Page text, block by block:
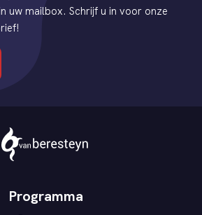
uw mailbox. Schrijf u in voor onze
Theater
Programma